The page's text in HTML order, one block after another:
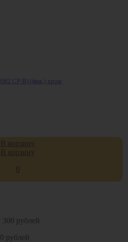
CP-B) (фик.) хром
В корзину
В корзину
0
рублей
рублей